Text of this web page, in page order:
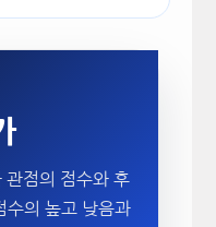
관점의 점수와 후
수의 높고 낮음과